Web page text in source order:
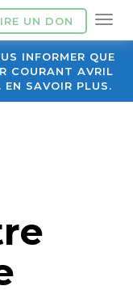
UN DON
INFORMER QUE
COURANT AVRIL
SAVOIR PLUS.